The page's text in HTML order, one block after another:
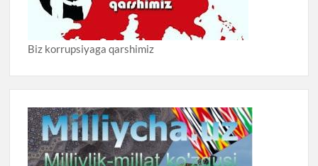
Biz korrupsiyaga qarshimiz